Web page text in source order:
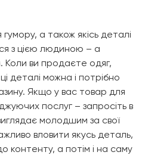
а також якісь деталі
з цією людиною – а
Коли ви продаєте одяг,
деталі можна і потрібно
Якщо у вас товар для
послуг – запросіть в
молодшим за свої
вловити якусь деталь,
контенту, а потім і на саму